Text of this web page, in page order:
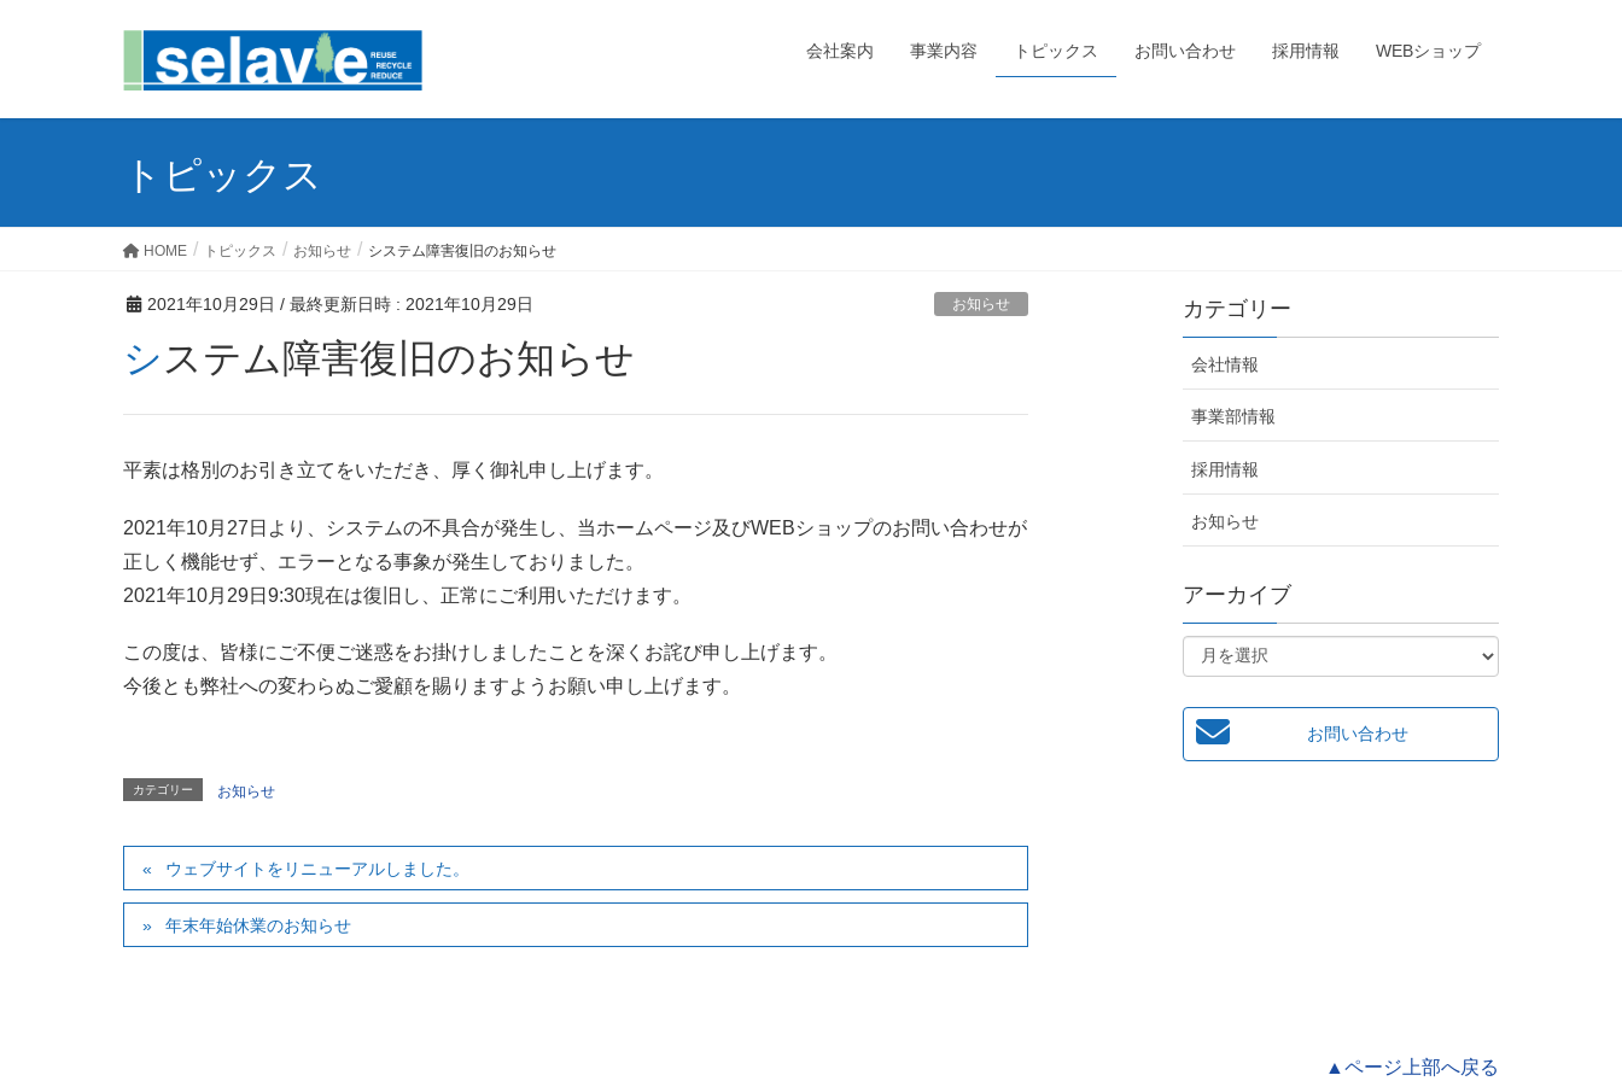
会社案内 事業内容 トピックス お問い合わせ 採用情報 WEBショップ
トピックス
HOME トピックス お知らせ システム障害復旧のお知らせ
2021年10月29日 / 最終更新日時 : 2021年10月29日 お知らせ
システム障害復旧のお知らせ
平素は格別のお引き立てをいただき、厚く御礼申し上げます。
2021年10月27日より、システムの不具合が発生し、当ホームページ及びWEBショップのお問い合わせが
正しく機能せず、エラーとなる事象が発生しておりました。
2021年10月29日9:30現在は復旧し、正常にご利用いただけます。
この度は、皆様にご不便ご迷惑をお掛けしましたことを深くお詫び申し上げます。
今後とも弊社への変わらぬご愛顧を賜りますようお願い申し上げます。
カテゴリー お知らせ
ウェブサイトをリニューアルしました。
年末年始休業のお知らせ
カテゴリー
会社情報
事業部情報
採用情報
お知らせ
アーカイブ
お問い合わせ
▲ページ上部へ戻る